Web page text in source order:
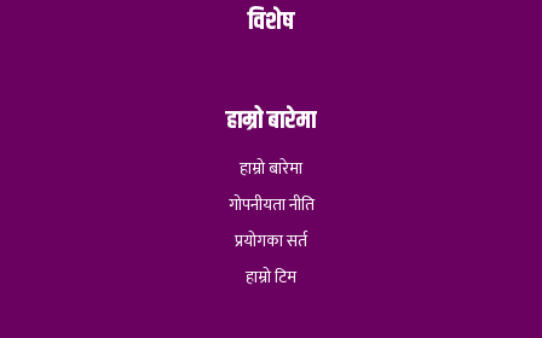
विशेष
हाम्रो बारेमा
हाम्रो बारेमा
गोपनीयता नीति
प्रयोगका सर्त
हाम्रो टिम